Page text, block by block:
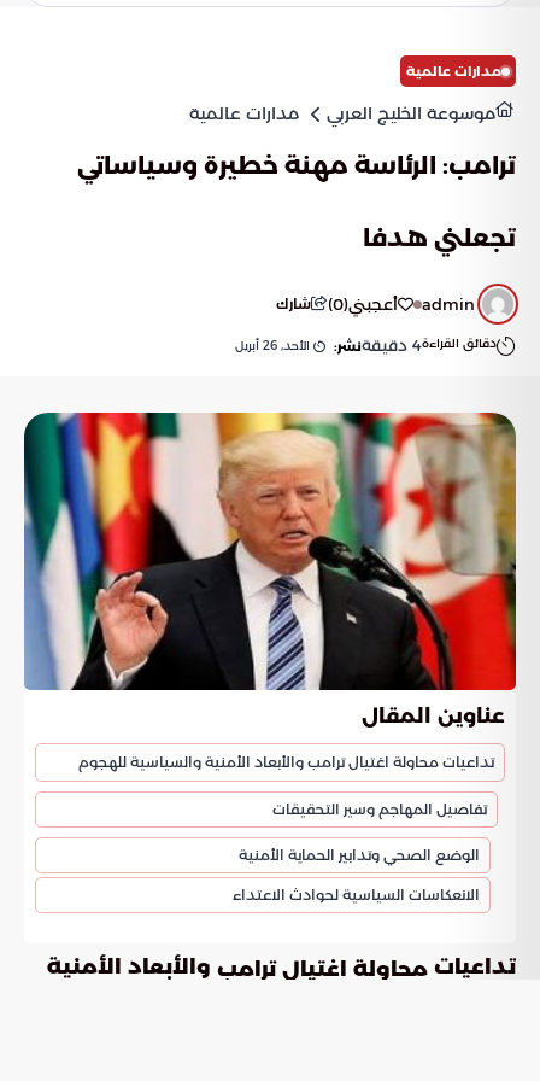
مدارات عالمية
موسوعة الخليج العربي مدارات عالمية
ترامب: الرئاسة مهنة خطيرة وسياساتي
تجعلني هدفا
admin أعجبني(
0
) شارك
دقائق القراءة4 دقيقةنشر: الأحد, 26 أبريل
عناوين المقال
تداعيات محاولة اغتيال ترامب والأبعاد الأمنية والسياسية للهجوم
تفاصيل المهاجم وسير التحقيقات
الوضع الصحي وتدابير الحماية الأمنية
الانعكاسات السياسية لحوادث الاعتداء
تداعيات محاولة اغتيال ترامب والأبعاد الأمنية